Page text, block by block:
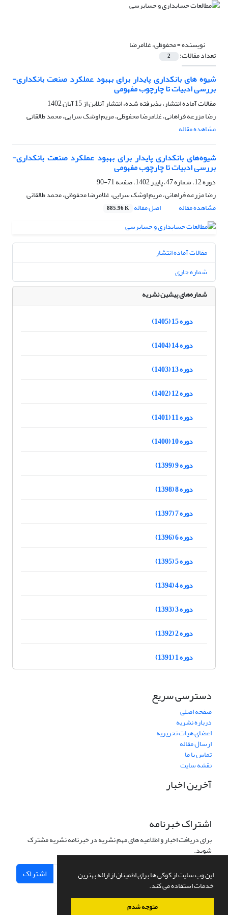
این وب سایت از کوکی ها برای اطمینان از ارائه بهترین
خدمات استفاده می کند.
متوجه شدم
نویسنده =محفوظی، غلامرضا
تعداد مقالات: 2
شیوه های بانکداری پایدار برای بهبود عملکرد صنعت بانکداری-
بررسی ادبیات تا چارچوب مفهومی
مقالات آماده انتشار، پذیرفته شده، انتشار آنلاین از15 آبان 1402
رضا مزرعه فراهانی، غلامرضا محفوظی، مریم اوشک سرایی، محمد طالقانی
مشاهده مقاله
شیوه‌های بانکداری پایدار برای بهبود عملکرد صنعت بانکداری-
بررسی ادبیات تا چارچوب مفهومی
دوره 12، شماره 47، پاییز 1402، صفحه
71-90
رضا مزرعه فراهانی، مریم اوشک سرایی، غلامرضا محفوظی، محمد طالقانی
مشاهده مقاله
اصل مقاله 885.96 K
مقالات آماده انتشار
شماره جاری
شماره‌های پیشین نشریه
دوره 15 (1405)
دوره 14 (1404)
دوره 13 (1403)
دوره 12 (1402)
دوره 11 (1401)
دوره 10 (1400)
دوره 9 (1399)
دوره 8 (1398)
دوره 7 (1397)
دوره 6 (1396)
دوره 5 (1395)
دوره 4 (1394)
دوره 3 (1393)
دوره 2 (1392)
دوره 1 (1391)
دسترسی سریع
صفحه اصلی
درباره نشریه
اعضای هیات تحریریه
ارسال مقاله
تماس با ما
نقشه سایت
آخرین اخبار
اشتراک خبرنامه
برای دریافت اخبار و اطلاعیه های مهم نشریه در خبرنامه نشریه مشترک
شوید.
اشتراک